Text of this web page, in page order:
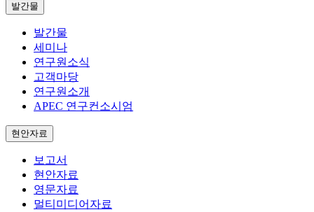
발간물
발간물
세미나
연구원소식
고객마당
연구원소개
APEC 연구컨소시엄
현안자료
보고서
현안자료
영문자료
멀티미디어자료